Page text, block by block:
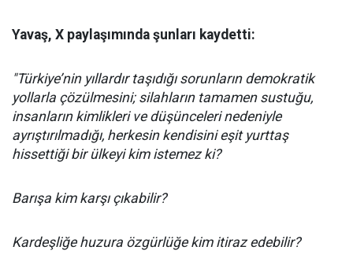
Yavaş, X paylaşımında şunları kaydetti:
"Türkiye’nin yıllardır taşıdığı sorunların demokratik
yollarla çözülmesini; silahların tamamen sustuğu,
insanların kimlikleri ve düşünceleri nedeniyle
ayrıştırılmadığı, herkesin kendisini eşit yurttaş
hissettiği bir ülkeyi kim istemez ki?
Barışa kim karşı çıkabilir?
Kardeşliğe huzura özgürlüğe kim itiraz edebilir?